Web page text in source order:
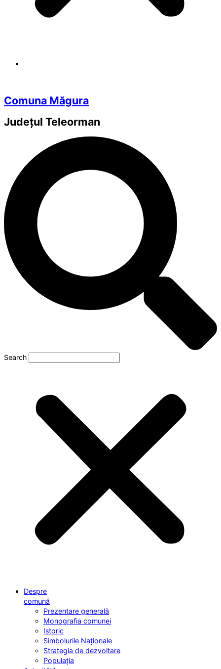
Comuna Măgura
Județul Teleorman
Search
Despre
comună
Prezentare generală
Monografia comunei
Istoric
Simbolurile Naționale
Strategia de dezvoltare
Populația